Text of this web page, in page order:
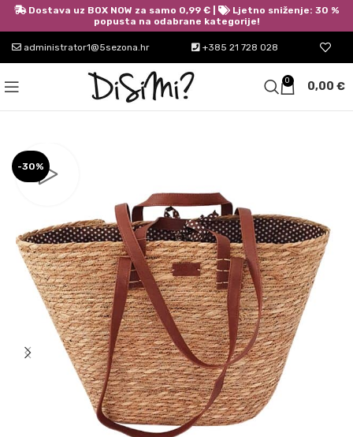
administrator1@5sezona.hr +385 21 728 028
0 0,00 €
-30%
Dostava uz BOX NOW za samo 0,99 € |
Ljetno sniženje: 30 %
popusta na odabrane kategorije!